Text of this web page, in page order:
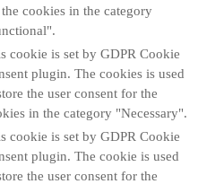
cookies in the category
cookie is set by GDPR Cookie
plugin. The cookies is used
the user consent for the
in the category "Necessary".
cookie is set by GDPR Cookie
plugin. The cookie is used
the user consent for the